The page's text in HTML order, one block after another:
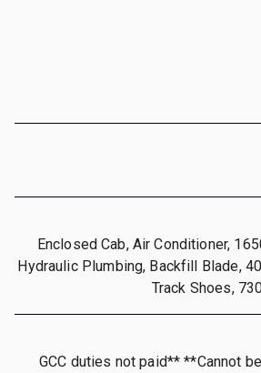
Enclosed Cab, Air Conditioner,
Hydraulic Plumbing, Backfill Blade,
Track Shoes,
**GCC duties not paid** **Cannot